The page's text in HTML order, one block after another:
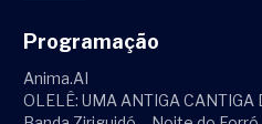
Programação
Anima.AI
OLELÊ: UMA ANTIGA CANTIGA